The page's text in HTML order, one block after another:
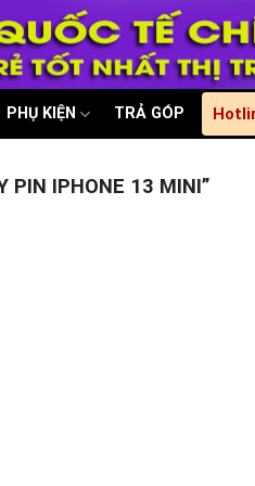
PHỤ KIỆN TRẢ GÓP
PIN IPHONE 13 MINI”